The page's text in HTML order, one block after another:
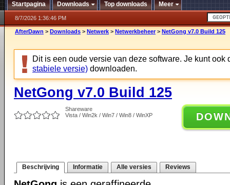
Startpagina Downloads Top downloads Meer
8/7/2026 1:36:46 PM
AfterDawn > Downloads > Netwerk > Netwerkbeheer > NetGong v7.0 Build 125
Dit is een oude versie van deze software. Je kunt ook
stabiele versie) downloaden.
NetGong v7.0 Build 125
Shareware
Vista / Win2k / Win7 / Win8 / WinXP
Beschrijving Informatie Alle versies Reviews